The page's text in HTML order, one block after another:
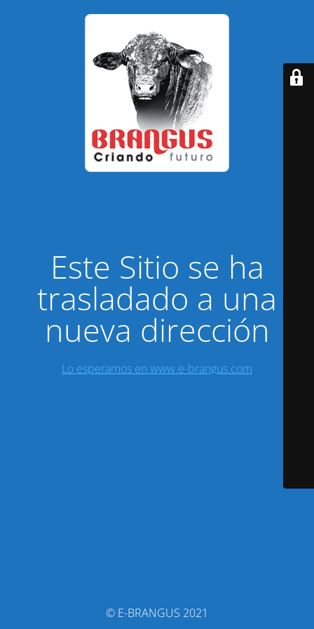
Este Sitio se ha
trasladado a una
nueva dirección
Lo esperamos en www.e-brangus.com
© E-BRANGUS 2021